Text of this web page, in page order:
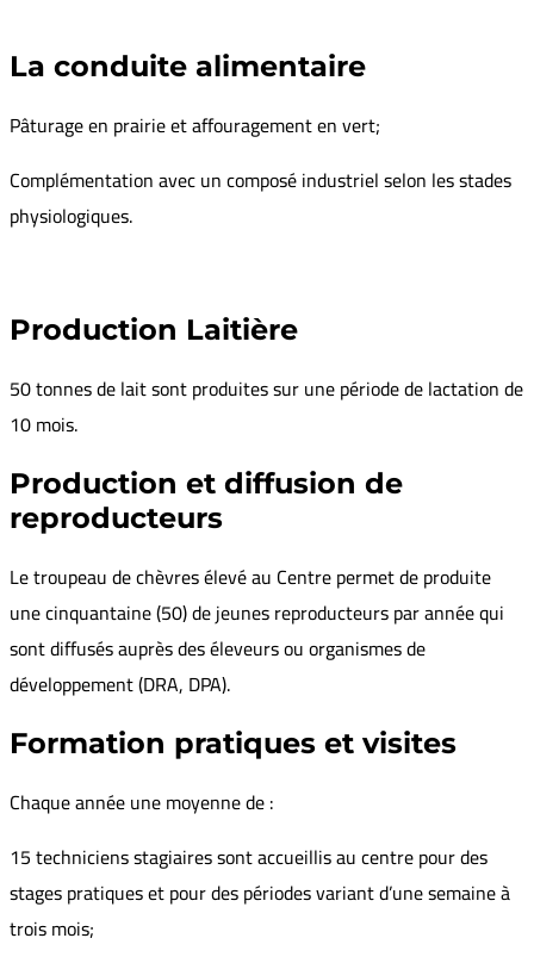
La conduite alimentaire
Pâturage en prairie et affouragement en vert;
Complémentation avec un composé industriel selon les stades
physiologiques.
Production Laitière
50 tonnes de lait sont produites sur une période de lactation de
10 mois.
Production et diffusion de
reproducteurs
Le troupeau de chèvres élevé au Centre permet de produite
une cinquantaine (50) de jeunes reproducteurs par année qui
sont diffusés auprès des éleveurs ou organismes de
développement (DRA, DPA).
Formation pratiques et visites
Chaque année une moyenne de :
15 techniciens stagiaires sont accueillis au centre pour des
stages pratiques et pour des périodes variant d’une semaine à
trois mois;